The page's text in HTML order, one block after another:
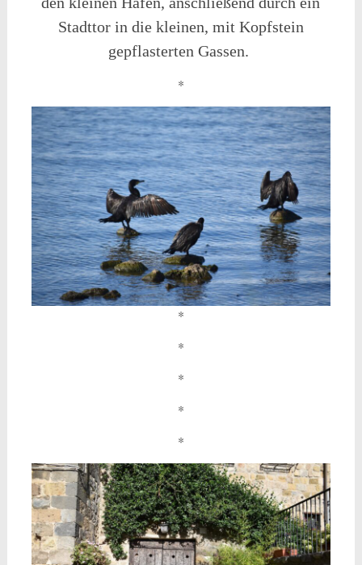
Stadttor in die kleinen, mit Kopfstein
gepflasterten Gassen.
*
*
*
*
*
*